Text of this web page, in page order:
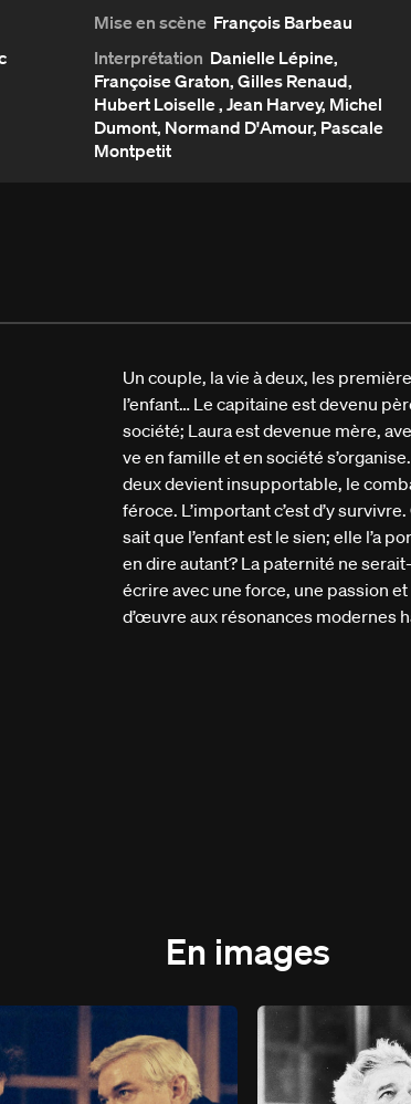
Mise en scène François Barbeau
Interprétation Danielle Lépine,
Françoise Graton, Gilles Renaud,
Hubert Loiselle , Jean Harvey, Michel
Dumont, Normand D'Amour, Pascale
Montpetit
Un couple, la vie à deux, les
l’enfant… Le capitaine est devenu
société; Laura est devenue mère,
ve en famille et en société
deux devient insupportable, le
féroce. L’important c’est d’y
sait que l’enfant est le sien; elle l’a
en dire autant? La paternité ne
écrire avec une force, une passion
d’œuvre aux résonances modernes
En images